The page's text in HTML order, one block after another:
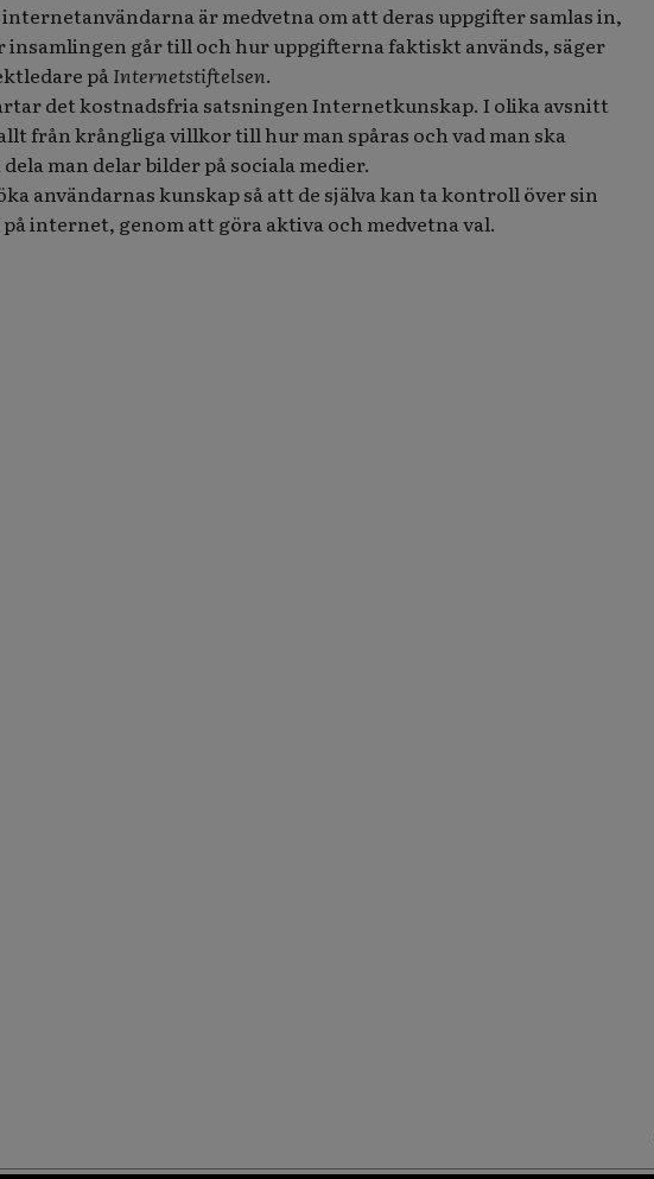
är medvetna om att deras uppgifter samlas in,
insamlingen går till och hur uppgifterna faktiskt används, säger
påInternetstiftelsen.
det kostnadsfria satsningen Internetkunskap. I olika avsnitt
från krångliga villkor till hur man spåras och vad man ska
man delar bilder på sociala medier.
användarnas kunskap så att de själva kan ta kontroll över sin
internet, genom att göra aktiva och medvetna val.